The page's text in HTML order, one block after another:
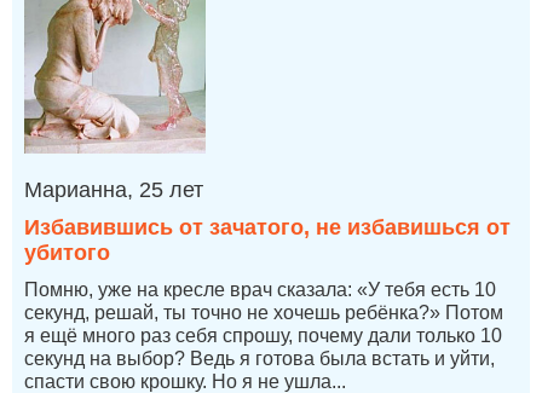
Марианна, 25 лет
Избавившись от зачатого, не избавишься от
убитого
Помню, уже на кресле врач сказала: «У тебя есть 10
секунд, решай, ты точно не хочешь ребёнка?» Потом
я ещё много раз себя спрошу, почему дали только 10
секунд на выбор? Ведь я готова была встать и уйти,
спасти свою крошку. Но я не ушла...